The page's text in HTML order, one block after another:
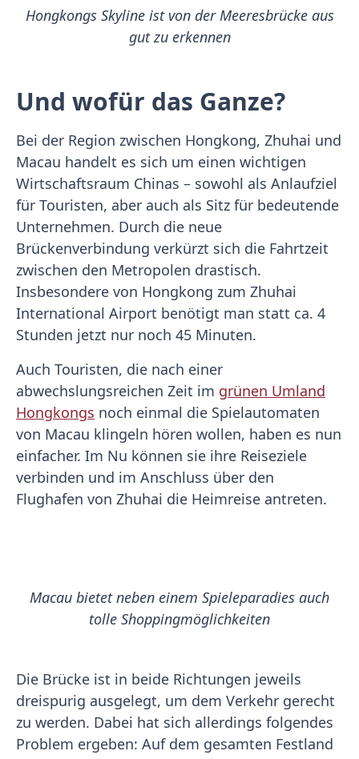
Hongkongs Skyline ist von der Meeresbrücke aus
gut zu erkennen
Und wofür das Ganze?
Bei der Region zwischen Hongkong, Zhuhai und
Macau handelt es sich um einen wichtigen
Wirtschaftsraum Chinas – sowohl als Anlaufziel
für Touristen, aber auch als Sitz für bedeutende
Unternehmen. Durch die neue
Brückenverbindung verkürzt sich die Fahrtzeit
zwischen den Metropolen drastisch.
Insbesondere von Hongkong zum Zhuhai
International Airport benötigt man statt ca. 4
Stunden jetzt nur noch 45 Minuten.
Auch Touristen, die nach einer
abwechslungsreichen Zeit im grünen Umland
Hongkongs noch einmal die Spielautomaten
von Macau klingeln hören wollen, haben es nun
einfacher. Im Nu können sie ihre Reiseziele
verbinden und im Anschluss über den
Flughafen von Zhuhai die Heimreise antreten.
Macau bietet neben einem Spieleparadies auch
tolle Shoppingmöglichkeiten
Die Brücke ist in beide Richtungen jeweils
dreispurig ausgelegt, um dem Verkehr gerecht
zu werden. Dabei hat sich allerdings folgendes
Problem ergeben: Auf dem gesamten Festland